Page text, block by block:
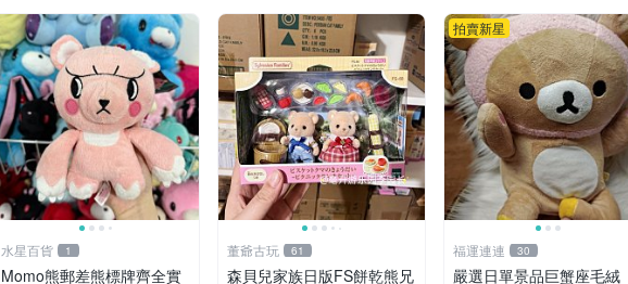
水星百貨 1
Momo熊郵差熊標牌齊全實
董爺古玩 61
森貝兒家族日版FS餅乾熊兄
拍賣新星
福運連連 30
嚴選日單景品巨蟹座毛絨